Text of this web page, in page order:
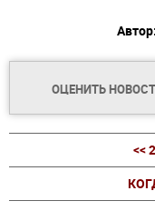
Автор:
ОЦЕНИТЬ
<<